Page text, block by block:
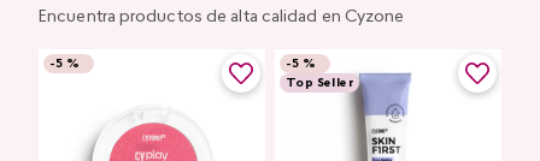
Encuentra productos de alta calidad en Cyzone
-5 % -5 %
Top Seller